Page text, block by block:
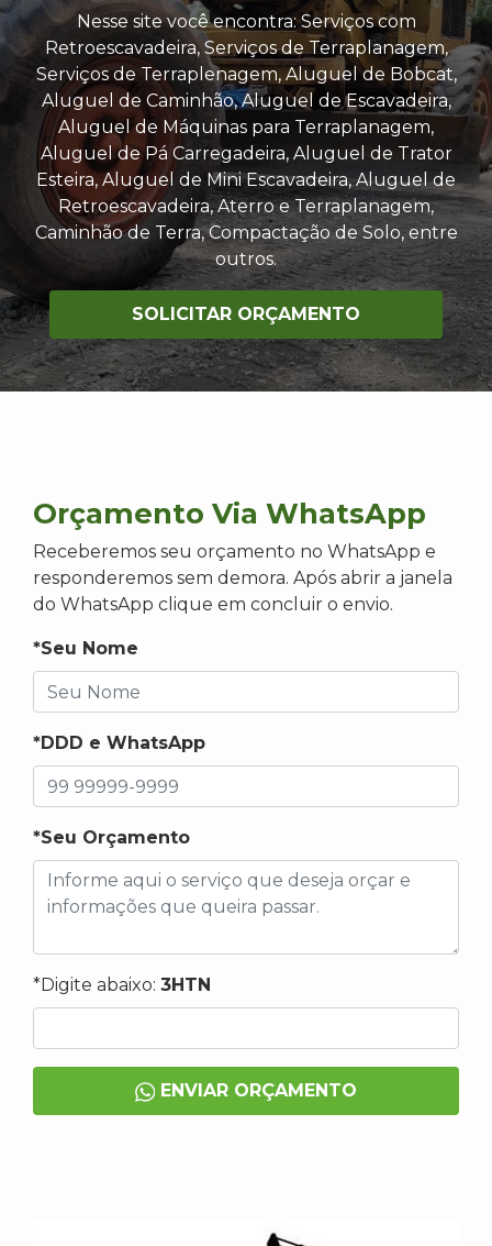
Nesse site você encontra: Serviços com
Retroescavadeira, Serviços de Terraplanagem,
Serviços de Terraplenagem, Aluguel de Bobcat,
Aluguel de Caminhão, Aluguel de Escavadeira,
Aluguel de Máquinas para Terraplanagem,
Aluguel de Pá Carregadeira, Aluguel de Trator
Esteira, Aluguel de Mini Escavadeira, Aluguel de
Retroescavadeira, Aterro e Terraplanagem,
Caminhão de Terra, Compactação de Solo, entre
outros.
SOLICITAR ORÇAMENTO
Orçamento Via WhatsApp
Receberemos seu orçamento no WhatsApp e
responderemos sem demora. Após abrir a janela
do WhatsApp clique em concluir o envio.
*Seu Nome
*DDD e WhatsApp
*Seu Orçamento
*Digite abaixo: 3HTN
ENVIAR ORÇAMENTO